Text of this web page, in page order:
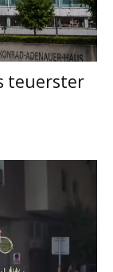
teuerster